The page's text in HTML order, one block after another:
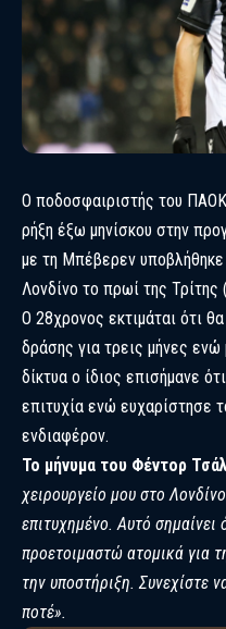
O ποδοσφαιριστής του
ρήξη έξω μηνίσκου στην
με τη Μπέβερεν
Λονδίνο το πρωί της Τρίτης
Ο 28χρονος εκτιμάται ότι
δράσης για τρεις μήνες
δίκτυα ο ίδιος επισήμανε
επιτυχία ενώ ευχαρίστησε
ενδιαφέρον.
Το μήνυμα του Φέντορ
χειρουργείο μου στο
επιτυχημένο. Αυτό
προετοιμαστώ ατομικά για
την υποστήριξη. Συνεχίστε
ποτέ».